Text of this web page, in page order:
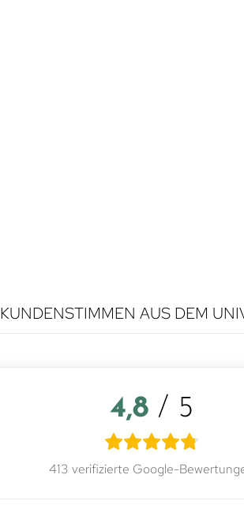
KUNDENSTIMMEN AUS DEM
4,8 / 5
413 verifizierte Google-